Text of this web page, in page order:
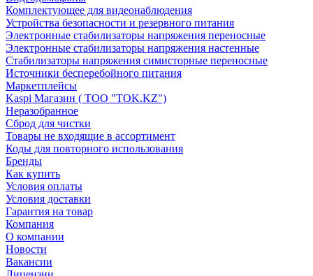
Комплектующее для видеонаблюдения
Устройства безопасности и резервного питания
Электронные стабилизаторы напряжения переносные
Электронные стабилизаторы напряжения настенные
Стабилизаторы напряжения симисторные переносные
Источники бесперебойного питания
Маркетплейсы
Kaspi Магазин ( ТОО "TOK.KZ")
Неразобранное
Сброд для чистки
Товары не входящие в ассортимент
Коды для повторного использования
Бренды
Как купить
Условия оплаты
Условия доставки
Гарантия на товар
Компания
О компании
Новости
Вакансии